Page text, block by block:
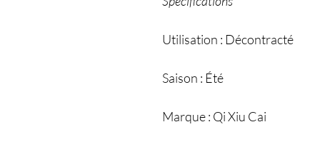
Utilisation : Décontracté
Saison : Été
Marque : Qi Xiu Cai